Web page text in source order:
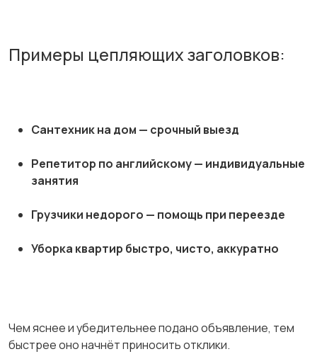
Примеры цепляющих заголовков:
Сантехник на дом — срочный выезд
Репетитор по английскому — индивидуальные
занятия
Грузчики недорого — помощь при переезде
Уборка квартир быстро, чисто, аккуратно
Чем яснее и убедительнее подано объявление, тем
быстрее оно начнёт приносить отклики.